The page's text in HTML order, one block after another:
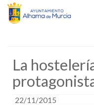
La
22/11/2015